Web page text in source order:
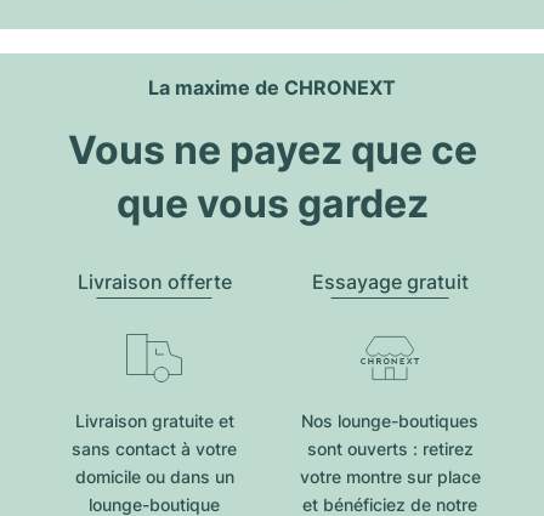
La maxime de CHRONEXT
Vous ne payez que ce
que vous gardez
Livraison offerte
Livraison gratuite et
sans contact à votre
domicile ou dans un
lounge-boutique
Essayage gratuit
Nos lounge-boutiques
sont ouverts : retirez
votre montre sur place
et bénéficiez de notre